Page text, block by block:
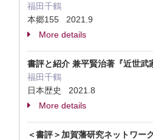
福田千鶴
本郷155 2021.9
More details
書評と紹介 兼平賢治著『近世武
福田千鶴
日本歴史 2021.8
More details
＜書評＞加賀藩研究ネットワー